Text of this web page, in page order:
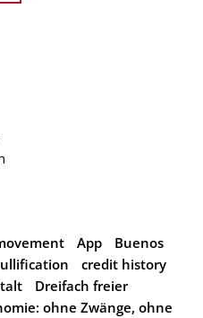
App
Buenos
credit history
Dreifach freier
ohne Zwänge, ohne